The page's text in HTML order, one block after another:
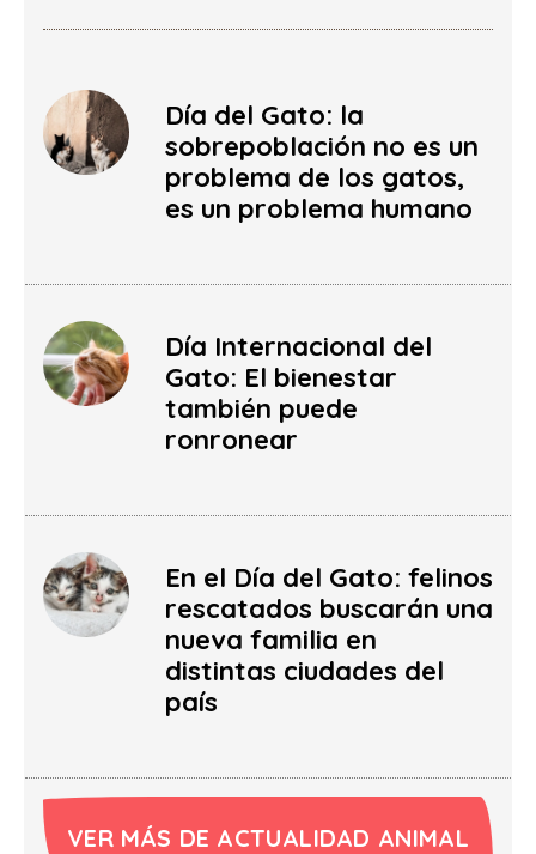
Día del Gato: la
sobrepoblación no es un
problema de los gatos,
es un problema humano
Día Internacional del
Gato: El bienestar
también puede
ronronear
En el Día del Gato: felinos
rescatados buscarán una
nueva familia en
distintas ciudades del
país
VER MÁS DE ACTUALIDAD ANIMAL